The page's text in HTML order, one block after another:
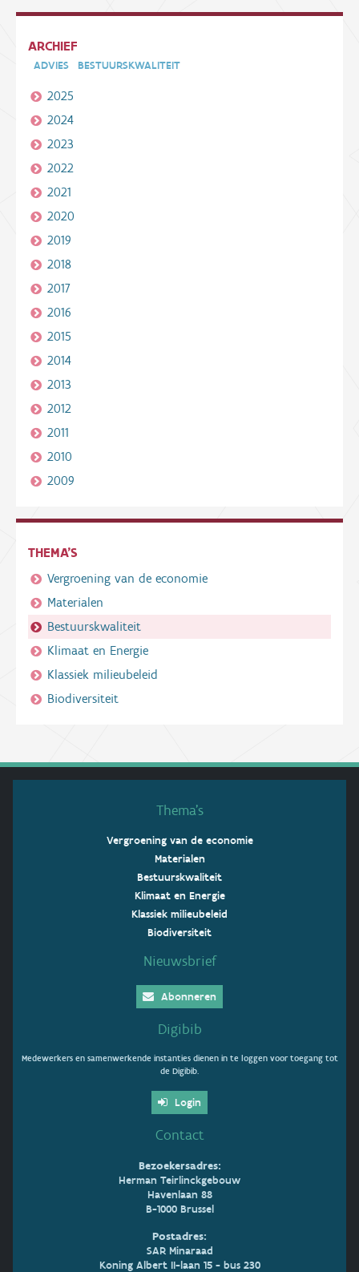
ARCHIEF
ADVIES BESTUURSKWALITEIT
2025
2024
2023
2022
2021
2020
2019
2018
2017
2016
2015
2014
2013
2012
2011
2010
2009
THEMA'S
Vergroening van de economie
Materialen
Bestuurskwaliteit
Klimaat en Energie
Klassiek milieubeleid
Biodiversiteit
Thema’s
Vergroening van de economie
Materialen
Bestuurskwaliteit
Klimaat en Energie
Klassiek milieubeleid
Biodiversiteit
Nieuwsbrief
Abonneren
Digibib
Medewerkers en samenwerkende instanties dienen in te loggen voor toegang tot
de Digibib.
Login
Contact
Bezoekersadres:
Herman Teirlinckgebouw
Havenlaan 88
B-1000 Brussel
Postadres:
SAR Minaraad
Koning Albert II-laan 15 - bus 230